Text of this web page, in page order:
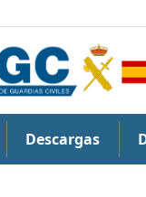
Descargas